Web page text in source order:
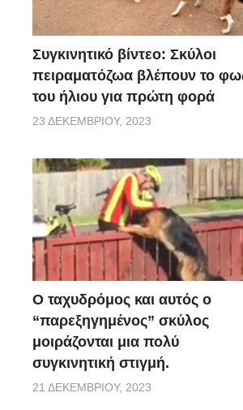
Συγκινητικό βίντεο: Σκύλοι
πειραματόζωα βλέπουν το
του ήλιου για πρώτη φορά
23 ΔΕΚΕΜΒΡΊΟΥ, 2023
Ο ταχυδρόμος και αυτός ο
“παρεξηγημένος” σκύλος
μοιράζονται μια πολύ
συγκινητική στιγμή.
21 ΔΕΚΕΜΒΡΊΟΥ, 2023